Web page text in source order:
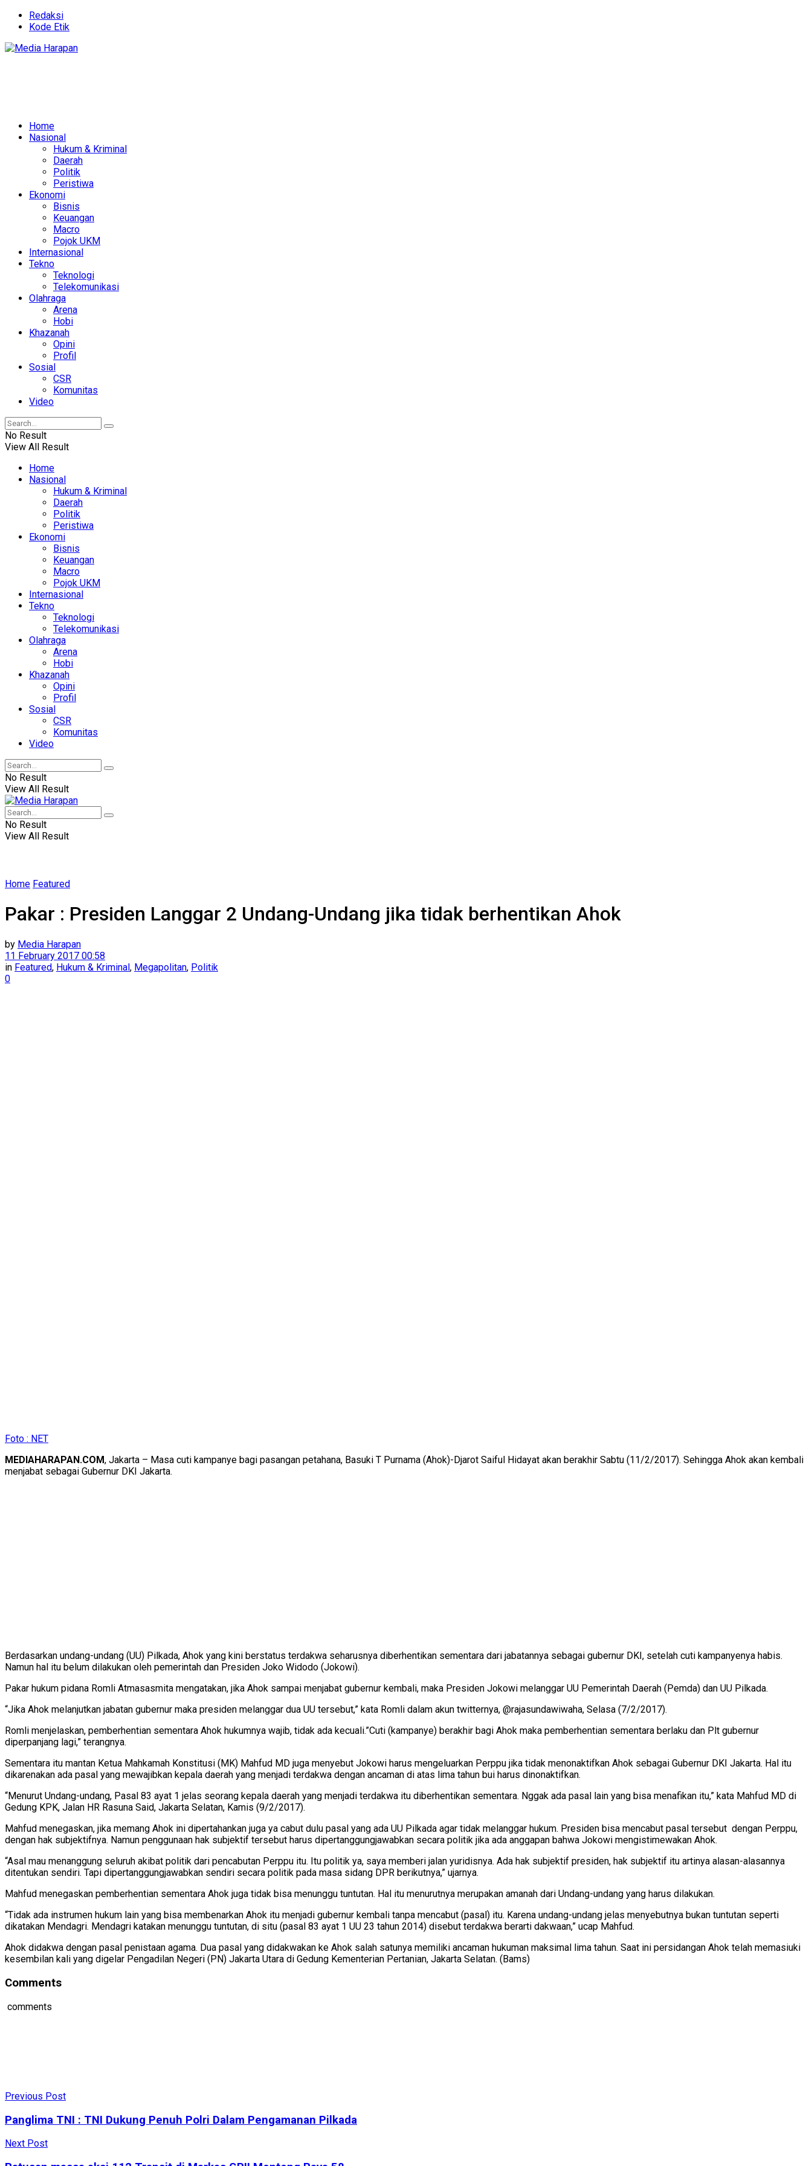
Redaksi
Kode Etik
Home
Nasional
Hukum & Kriminal
Daerah
Politik
Peristiwa
Ekonomi
Bisnis
Keuangan
Macro
Pojok UKM
Internasional
Tekno
Teknologi
Telekomunikasi
Olahraga
Arena
Hobi
Khazanah
Opini
Profil
Sosial
CSR
Komunitas
Video
No Result
View All Result
Home
Nasional
Hukum & Kriminal
Daerah
Politik
Peristiwa
Ekonomi
Bisnis
Keuangan
Macro
Pojok UKM
Internasional
Tekno
Teknologi
Telekomunikasi
Olahraga
Arena
Hobi
Khazanah
Opini
Profil
Sosial
CSR
Komunitas
Video
No Result
View All Result
No Result
View All Result
Home Featured
Pakar : Presiden Langgar 2 Undang-Undang jika tidak berhentikan Ahok
by Media Harapan
11 February 2017 00:58
in Featured, Hukum & Kriminal, Megapolitan, Politik
0
Foto : NET
​MEDIAHARAPAN.COM, Jakarta – Masa cuti kampanye bagi pasangan petahana, Basuki T Purnama (Ahok)-Djarot Saiful Hidayat akan berakhir Sabtu (11/2/2017). Sehingga Ahok akan kembali
menjabat sebagai Gubernur DKI Jakarta.
Berdasarkan undang-undang (UU) Pilkada, Ahok yang kini berstatus terdakwa seharusnya diberhentikan sementara dari jabatannya sebagai gubernur DKI, setelah cuti kampanyenya habis.
Namun hal itu belum dilakukan oleh pemerintah dan Presiden Joko Widodo (Jokowi).
Pakar hukum pidana Romli Atmasasmita mengatakan, jika Ahok sampai menjabat gubernur kembali, maka Presiden Jokowi melanggar UU Pemerintah Daerah (Pemda) dan UU Pilkada.
“Jika Ahok melanjutkan jabatan gubernur maka presiden melanggar dua UU tersebut,” kata Romli dalam akun twitternya, ‏@rajasundawiwaha, Selasa (7/2/2017).
Romli menjelaskan, pemberhentian sementara Ahok hukumnya wajib, tidak ada kecuali.”Cuti (kampanye) berakhir bagi Ahok maka pemberhentian sementara berlaku dan Plt gubernur
diperpanjang lagi,” terangnya.
Sementara itu mantan Ketua Mahkamah Konstitusi (MK) Mahfud MD juga menyebut Jokowi harus mengeluarkan Perppu jika tidak menonaktifkan Ahok sebagai Gubernur DKI Jakarta. Hal itu
dikarenakan ada pasal yang mewajibkan kepala daerah yang menjadi terdakwa dengan ancaman di atas lima tahun bui harus dinonaktifkan.
“Menurut Undang-undang, Pasal 83 ayat 1 jelas seorang kepala daerah yang menjadi terdakwa itu diberhentikan sementara. Nggak ada pasal lain yang bisa menafikan itu,” kata Mahfud MD di
Gedung KPK, Jalan HR Rasuna Said, Jakarta Selatan, Kamis (9/2/2017).
Mahfud menegaskan, jika memang Ahok ini dipertahankan juga ya cabut dulu pasal yang ada UU Pilkada agar tidak melanggar hukum. Presiden bisa mencabut pasal tersebut dengan Perppu,
dengan hak subjektifnya. Namun penggunaan hak subjektif tersebut harus dipertanggungjawabkan secara politik jika ada anggapan bahwa Jokowi mengistimewakan Ahok.
“Asal mau menanggung seluruh akibat politik dari pencabutan Perppu itu. Itu politik ya, saya memberi jalan yuridisnya. Ada hak subjektif presiden, hak subjektif itu artinya alasan-alasannya
ditentukan sendiri. Tapi dipertanggungjawabkan sendiri secara politik pada masa sidang DPR berikutnya,” ujarnya.
Mahfud menegaskan pemberhentian sementara Ahok juga tidak bisa menunggu tuntutan. Hal itu menurutnya merupakan amanah dari Undang-undang yang harus dilakukan.
“Tidak ada instrumen hukum lain yang bisa membenarkan Ahok itu menjadi gubernur kembali tanpa mencabut (pasal) itu. Karena undang-undang jelas menyebutnya bukan tuntutan seperti
dikatakan Mendagri. Mendagri katakan menunggu tuntutan, di situ (pasal 83 ayat 1 UU 23 tahun 2014) disebut terdakwa berarti dakwaan,” ucap Mahfud.
Ahok didakwa dengan pasal penistaan agama. Dua pasal yang didakwakan ke Ahok salah satunya memiliki ancaman hukuman maksimal lima tahun. Saat ini persidangan Ahok telah memasiuki
kesembilan kali yang digelar Pengadilan Negeri (PN) Jakarta Utara di Gedung Kementerian Pertanian, Jakarta Selatan. (Bams)
Comments
comments
Previous Post
Panglima TNI : TNI Dukung Penuh Polri Dalam Pengamanan Pilkada
Next Post